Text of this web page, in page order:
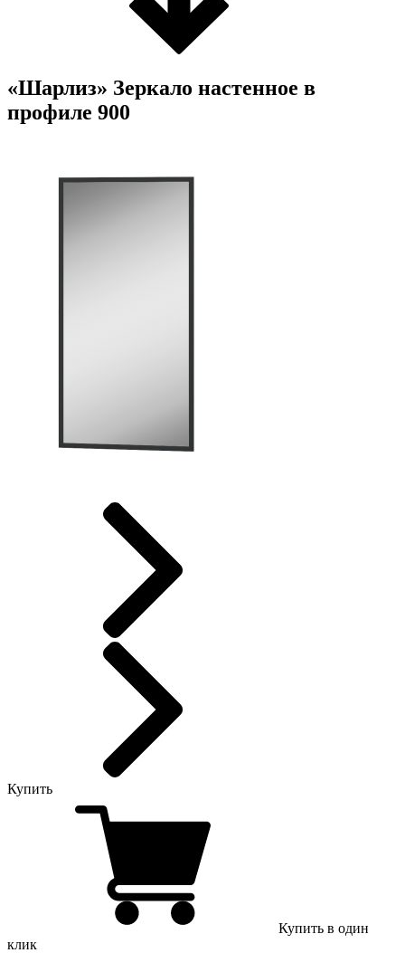
«Шарлиз» Зеркало настенное в
профиле 900
Купить
Купить в один
клик